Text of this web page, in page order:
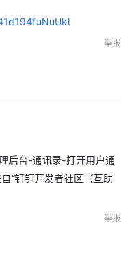
举报
后台-通讯录-打开用户通
“钉钉开发者社区（互助
举报